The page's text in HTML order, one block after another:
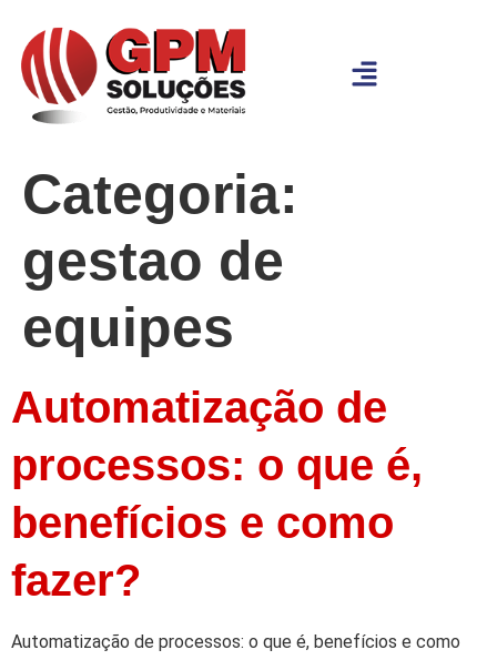
Categoria:
gestao de
equipes
Automatização de
processos: o que é,
benefícios e como
fazer?
Automatização de processos: o que é, benefícios e como